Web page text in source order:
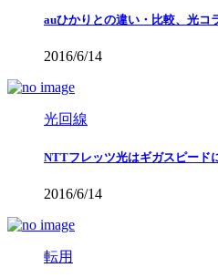
auひかりとの違い・比較、光コ
2016/6/14
光回線
NTTフレッツ光はギガスピード
2016/6/14
転用